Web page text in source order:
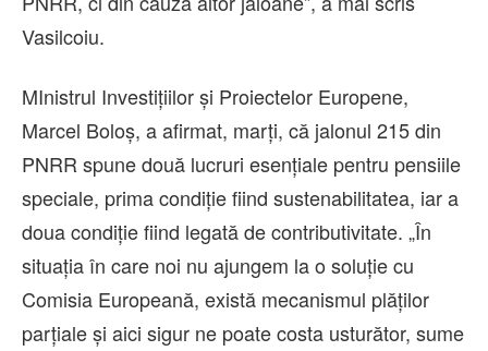
Vasilcoiu.
MInistrul Investiţiilor şi Proiectelor Europene,
Marcel Boloş, a afirmat, marţi, că jalonul 215 din
PNRR spune două lucruri esenţiale pentru pensiile
speciale, prima condiţie fiind sustenabilitatea, iar a
doua condiţie fiind legată de contributivitate. „În
situaţia în care noi nu ajungem la o soluţie cu
Comisia Europeană, există mecanismul plăţilor
parţiale şi aici sigur ne poate costa usturător, sume